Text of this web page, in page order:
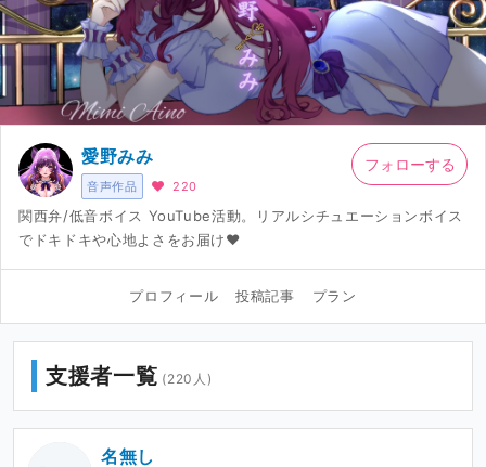
音声作品
愛野みみ
220
関西弁/低音ボイス YouTube活動。リアルシチュエーションボイス
でドキドキや心地よさをお届け❤︎
フォローする
プロフィール 投稿記事 プラン
支援者一覧 (220人)
名無し